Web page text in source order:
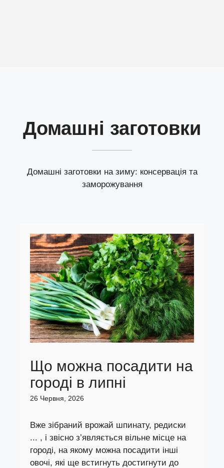
Домашні заготовки
Домашні заготовки на зиму: консервація та
заморожування
Що можна посадити на
городі в липні
26 Червня, 2026
Вже зібраний врожай шпинату, редиски
... , і звісно з’являється вільне місце на
городі, на якому можна посадити інші
овочі, які ще встигнуть достигнути до